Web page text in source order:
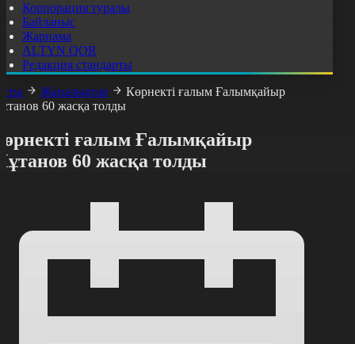
Корпорация туралы
Байланыс
Жарнама
ALTYN QOR
Редакция стандарты
Жаңалықтар
Көрнекті ғалым Ғалымқайыр
60 жасқа толды
ғалым Ғалымқайыр
60 жасқа толды